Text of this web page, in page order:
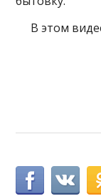
В этом